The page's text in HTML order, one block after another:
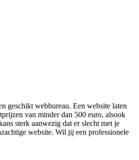
geschikt webbureau. Een website laten
van minder dan 500 euro, alsook
sterk aanwezig dat er slecht met je
website. Wil jij een professionele